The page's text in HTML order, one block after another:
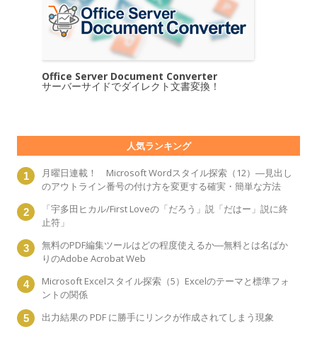
Office Server Document Converter
サーバーサイドでダイレクト文書変換！
人気ランキング
月曜日連載！ Microsoft Wordスタイル探索（12）―見出し
のアウトライン番号の付け方を変更する確実・簡単な方法
「宇多田ヒカル/First Loveの「だろう」説「だはー」説に終
止符」
無料のPDF編集ツールはどの程度使えるか―無料とは名ばか
りのAdobe Acrobat Web
Microsoft Excelスタイル探索（5）Excelのテーマと標準フォ
ントの関係
出力結果の PDF に勝手にリンクが作成されてしまう現象